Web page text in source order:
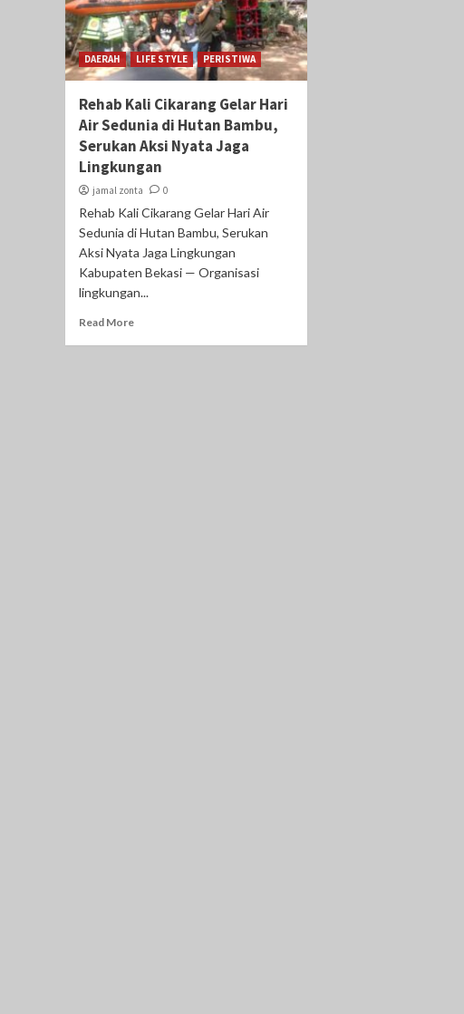
DAERAH LIFE STYLE PERISTIWA
Rehab Kali Cikarang Gelar Hari
Air Sedunia di Hutan Bambu,
Serukan Aksi Nyata Jaga
Lingkungan
jamal zonta 0
Rehab Kali Cikarang Gelar Hari Air
Sedunia di Hutan Bambu, Serukan
Aksi Nyata Jaga Lingkungan
Kabupaten Bekasi — Organisasi
lingkungan...
Read More